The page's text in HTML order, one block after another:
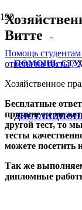
ПОМОЩЬ
Витте
Помощь
ответы на тесты/
Хозяйственное
Бесплатные
причине не
другой тест, то
тесты
можете посетить
Так же
дипломные